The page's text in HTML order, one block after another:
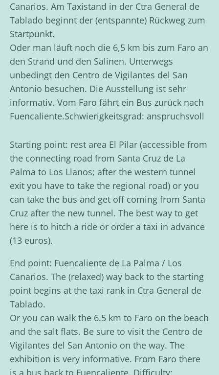
Canarios. Am Taxistand in der Ctra General de
Tablado beginnt der (entspannte) Rückweg zum
Startpunkt.
Oder man läuft noch die 6,5 km bis zum Faro an
den Strand und den Salinen. Unterwegs
unbedingt den Centro de Vigilantes del San
Antonio besuchen. Die Ausstellung ist sehr
informativ. Vom Faro fährt ein Bus zurück nach
Fuencaliente.Schwierigkeitsgrad: anspruchsvoll
Starting point: rest area El Pilar (accessible from
the connecting road from Santa Cruz de La
Palma to Los Llanos; after the western tunnel
exit you have to take the regional road) or you
can take the bus and get off coming from Santa
Cruz after the new tunnel. The best way to get
here is to hitch a ride or order a taxi in advance
(13 euros).
End point: Fuencaliente de La Palma / Los
Canarios. The (relaxed) way back to the starting
point begins at the taxi rank in Ctra General de
Tablado.
Or you can walk the 6.5 km to Faro on the beach
and the salt flats. Be sure to visit the Centro de
Vigilantes del San Antonio on the way. The
exhibition is very informative. From Faro there
is a bus back to Fuencaliente. Difficulty: